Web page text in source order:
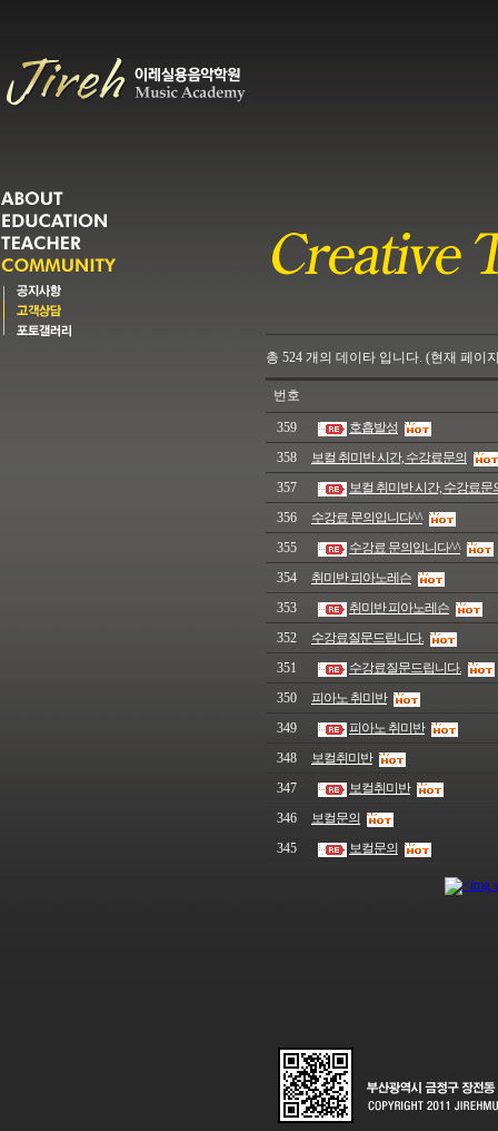
총 524 개의 데이타 입니다. (현재 페이
번호
359
호흡발성
358
보컬 취미반 시간, 수강료문의
357
보컬 취미반 시간, 수강료문
356
수강료 문의입니다^^
355
수강료 문의입니다^^
354
취미반 피아노레슨
353
취미반 피아노레슨
352
수강료질문드립니다.
351
수강료질문드립니다.
350
피아노 취미반
349
피아노 취미반
348
보컬취미반
347
보컬취미반
346
보컬문의
345
보컬문의